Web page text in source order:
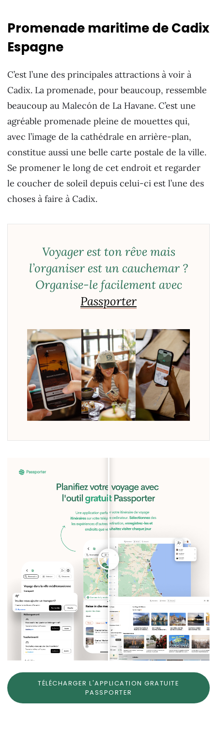
Promenade maritime de Cadix
Espagne
C’est l’une des principales attractions à voir à
Cadix. La promenade, pour beaucoup, ressemble
beaucoup au Malecón de La Havane. C’est une
agréable promenade pleine de mouettes qui,
avec l’image de la cathédrale en arrière-plan,
constitue aussi une belle carte postale de la ville.
Se promener le long de cet endroit et regarder
le coucher de soleil depuis celui-ci est l’une des
choses à faire à Cadix.
Voyager est ton rêve mais
l’organiser est un cauchemar ?
Organise-le facilement avec
Passporter
TÉLÉCHARGER L'APPLICATION GRATUITE
PASSPORTER